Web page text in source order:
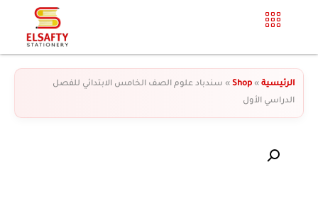
الرئيسية »
Shop
» سندباد علوم الصف الخامس الابتدائي للفصل
الدراسي الأول